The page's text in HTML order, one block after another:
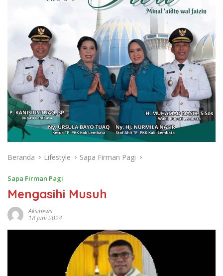
Beranda Lifestyle Sapa Firman Pagi
Sapa Firman Pagi
Mengasihi Musuh
Aksinews
18 Juni 2024